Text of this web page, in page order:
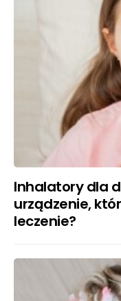
Inhalatory dla
urządzenie,
leczenie?